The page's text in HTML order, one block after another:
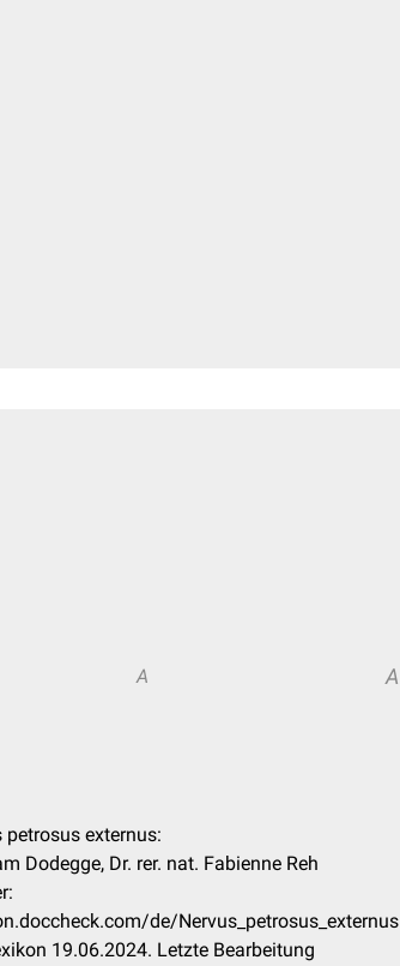
A A
petrosus externus:
Dodegge, Dr. rer. nat. Fabienne Reh
de/Nervus_petrosus_externus
19.06.2024. Letzte Bearbeitung